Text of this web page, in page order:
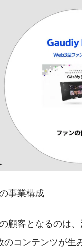
事業構成
顧客となるのは
のコンテンツが生